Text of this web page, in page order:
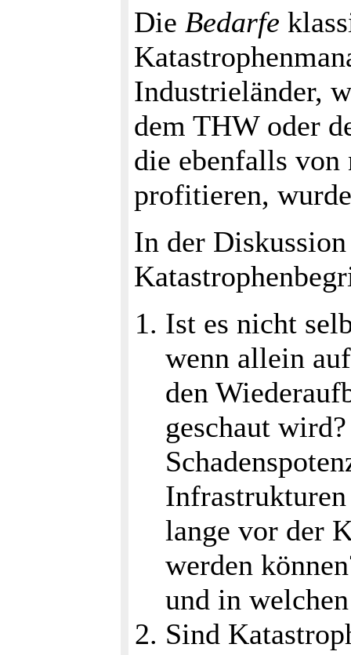
Die Bedarfe
Industrieländer,
dem THW oder
die ebenfalls von
profitieren,
In der
Ist es nicht
wenn allein
den
geschaut
lange vor der
werden
und in
Sind